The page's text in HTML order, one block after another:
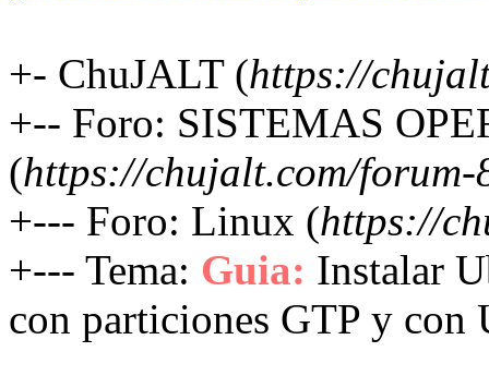
+- ChuJALT (https://
+-- Foro: SISTEMAS
(https://chujalt.com/forum-
+--- Foro: Linux (https://
+--- Tema: Guia: Instalar
con particiones GTP y con